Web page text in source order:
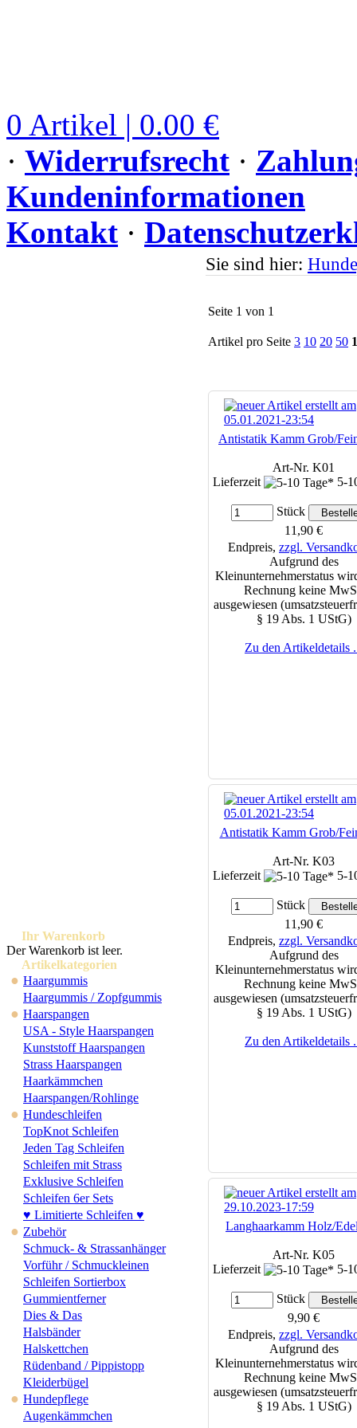
0 Artikel | 0.00 €
· Widerrufsrecht ·
Kundeninformationen
Kontakt ·
Ihr Warenkorb
Der Warenkorb ist leer.
Artikelkategorien
● Haargummis
Haargummis / Zopfgummis
● Haarspangen
USA - Style Haarspangen
Kunststoff Haarspangen
Strass Haarspangen
Haarkämmchen
Haarspangen/Rohlinge
● Hundeschleifen
TopKnot Schleifen
Jeden Tag Schleifen
Schleifen mit Strass
Exklusive Schleifen
Schleifen 6er Sets
♥ Limitierte Schleifen ♥
● Zubehör
Schmuck- & Strassanhänger
Vorführ / Schmuckleinen
Schleifen Sortierbox
Gummientferner
Dies & Das
Halsbänder
Halskettchen
Rüdenband / Pippistopp
Kleiderbügel
● Hundepflege
Augenkämmchen
Sie sind hier:
Seite 1 von 1
Artikel pro Seite 3 10 20 50
Antistatik Kamm Grob/
Art-Nr. K01
Lieferzeit
5-
Stück
11,90 €
Endpreis, zzgl.
Aufgrund des
Kleinunternehmerstatus
Rechnung keine
ausgewiesen
§ 19 Abs. 1 UStG)
Zu den Artikeldetails
Antistatik Kamm Grob/
Art-Nr. K03
Lieferzeit
5-
Stück
11,90 €
Endpreis, zzgl.
Aufgrund des
Kleinunternehmerstatus
Rechnung keine
ausgewiesen
§ 19 Abs. 1 UStG)
Zu den Artikeldetails
Langhaarkamm Holz/
Art-Nr. K05
Lieferzeit
5-
Stück
9,90 €
Endpreis, zzgl.
Aufgrund des
Kleinunternehmerstatus
Rechnung keine
ausgewiesen
§ 19 Abs. 1 UStG)